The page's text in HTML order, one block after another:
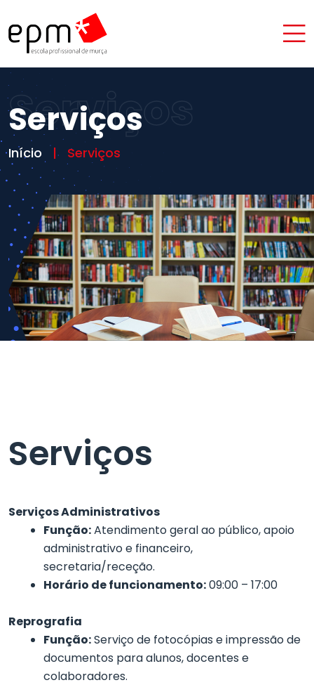
Serviços
Serviços
Início Serviços
Serviços
Serviços Administrativos
Função:Atendimento geral ao público, apoio
administrativo e financeiro,
secretaria/receção.
Horário de funcionamento:09:00 – 17:00
Reprografia
Função:Serviço de fotocópias e impressão de
documentos para alunos, docentes e
colaboradores.